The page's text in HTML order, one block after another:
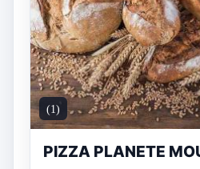
(1)
PIZZA PLANETE